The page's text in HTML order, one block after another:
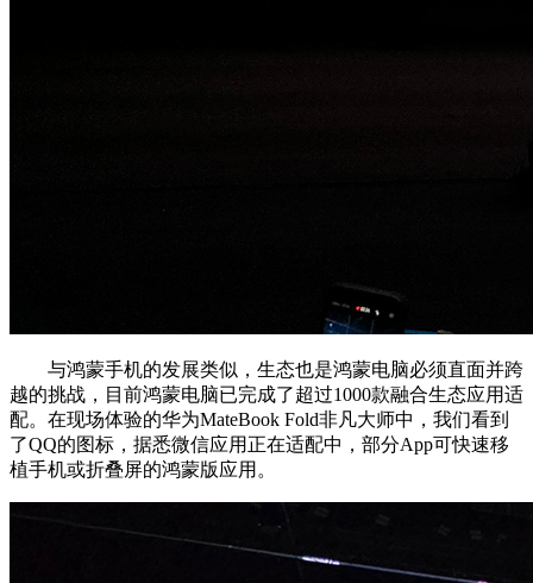
与鸿蒙手机的发展类似，生态也是鸿蒙电脑必须直面并跨
越的挑战，目前鸿蒙电脑已完成了超过1000款融合生态应用适
配。在现场体验的华为MateBook Fold非凡大师中，我们看到
了QQ的图标，据悉微信应用正在适配中，部分App可快速移
植手机或折叠屏的鸿蒙版应用。